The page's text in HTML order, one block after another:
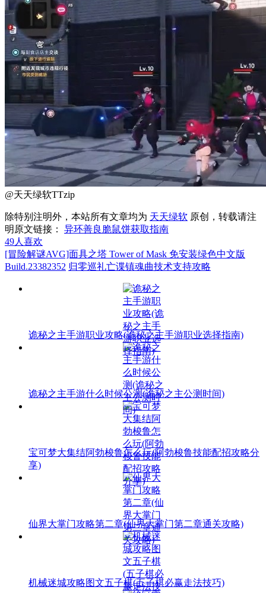
@天天绿软TTzip
除特别注明外，本站所有文章均为 天天绿软 原创，转载请注
明原文链接： 异环善良脆鼠饼获取指南
49人喜欢
[冒险解谜AVG]面具之塔 Tower of Mask 免安装绿色中文版
Build.23382352 归零巡礼亡谍镇魂曲技术支持攻略
诡秘之主手游职业攻略(诡秘之主手游职业选择指南)
诡秘之主手游什么时候公测(诡秘之主公测时间)
宝可梦大集结阿勃梭鲁怎么玩(阿勃梭鲁技能配招攻略分
享)
仙界大掌门攻略第二章(仙界大掌门第二章通关攻略)
机械迷城攻略图文五子棋(五子棋必赢走法技巧)